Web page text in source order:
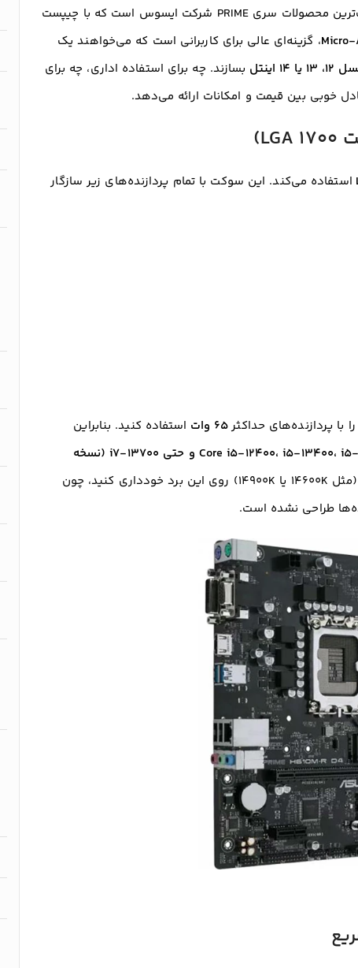
یکی از محبوب‌ترین محصولات سری PRIME شرکت ایسوس است که با چیپست
Micro-، گزینه‌ای عالی برای کاربرانی است که می‌خواهند یک
۱۳ یا ۱۴ اینتل
بسازند. چه برای استفاده اداری، چه برای
خوبی بین قیمت و امکانات ارائه می‌دهد.
استفاده می‌کند. این سوکت با تمام پردازنده‌های زیر سازگار
با پردازنده‌های حداکثر۶۵ وات
استفاده کنید. بنابراین
Core i5-12400، i5-13400، i5-14400 و حتی i7-13700 (نسخه
هستند. از گذاشتن پردازنده‌های سری K (مثل 14600K یا 14900K) روی این برد خودداری کنید، چون
طراحی نشده است.